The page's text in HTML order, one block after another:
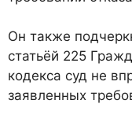
Он также
статьёй 225
кодекса суд не
заявленных